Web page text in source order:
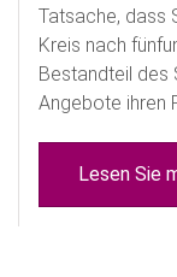
Tatsache, dass
Kreis nach
Bestandteil des
Angebote ihren
Lesen Sie